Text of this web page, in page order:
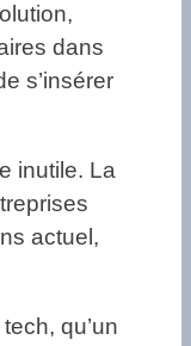
dans
s’insérer
inutile. La
actuel,
qu’un